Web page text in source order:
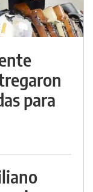
para